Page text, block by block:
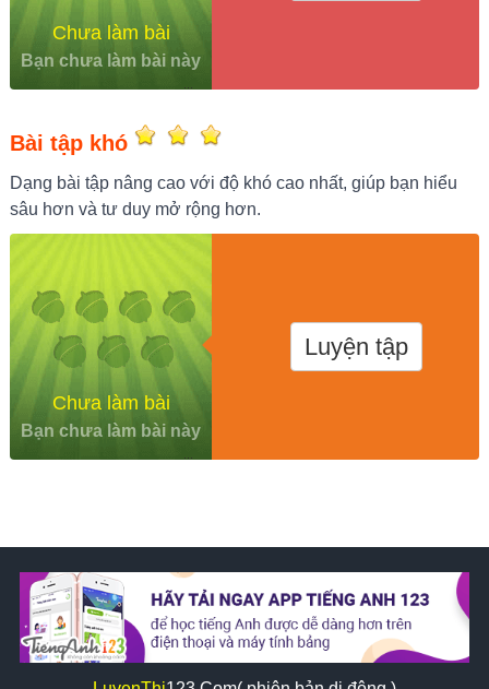
Chưa làm bài
Bạn chưa làm bài này
Bài tập khó
Dạng bài tập nâng cao với độ khó cao nhất, giúp bạn hiểu
sâu hơn và tư duy mở rộng hơn.
Chưa làm bài
Bạn chưa làm bài này
Luyện tập